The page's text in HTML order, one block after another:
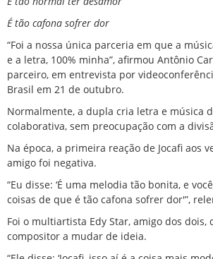
É tão cafona sofrer dor
“Foi a nossa única parceria em que a
e a letra, 100% minha”, afirmou Antônio
parceiro, em entrevista por
Brasil em 21 de outubro.
Normalmente, a dupla cria letra e música
colaborativa, sem preocupação com a
Na época, a primeira reação de Jocafi aos
amigo foi negativa.
“Eu disse: ‘É uma melodia tão bonita, e
coisas de que é tão cafona sofrer dor'”,
Foi o multiartista Edy Star, amigo dos dois,
compositor a mudar de ideia.